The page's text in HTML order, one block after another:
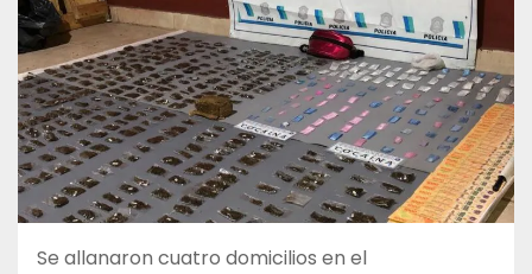
Se allanaron cuatro domicilios en el